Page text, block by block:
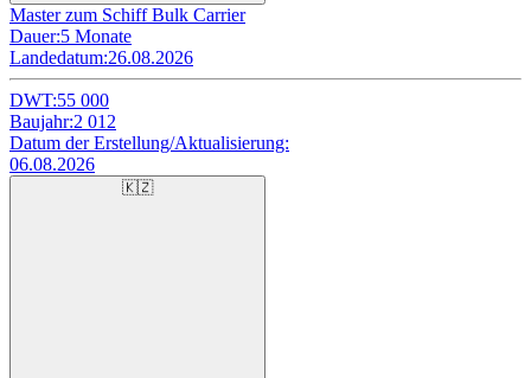
Master zum Schiff Bulk Carrier
Dauer:5 Monate
Landedatum:26.08.2026
DWT:55 000
Baujahr:2 012
Datum der Erstellung/Aktualisierung:
06.08.2026
🇰🇿